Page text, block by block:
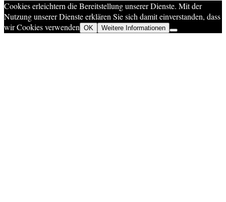
Cookies erleichtern die Bereitstellung unserer Dienste. Mit der
Nutzung unserer Dienste erklären Sie sich damit einverstanden, dass
wir Cookies verwenden OK Weitere Informationen